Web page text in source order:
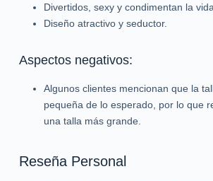
Divertidos, sexy y condimentan la
Diseño atractivo y seductor.
Aspectos negativos:
Algunos clientes mencionan que la
pequeña de lo esperado, por lo que
una talla más grande.
Reseña Personal